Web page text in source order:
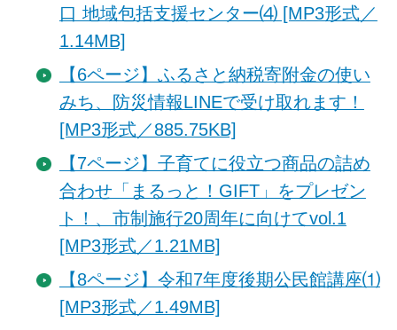
口 地域包括支援センター⑷ [MP3形式／
1.14MB]
【6ページ】ふるさと納税寄附金の使い
みち、防災情報LINEで受け取れます！
[MP3形式／885.75KB]
【7ページ】子育てに役立つ商品の詰め
合わせ「まるっと！GIFT」をプレゼン
ト！、市制施行20周年に向けてvol.1
[MP3形式／1.21MB]
【8ページ】令和7年度後期公民館講座⑴
[MP3形式／1.49MB]